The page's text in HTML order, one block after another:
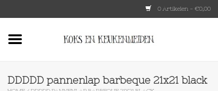
0 Artikelen - €0,00
DDDDD pannenlap barbeque 21x21 black